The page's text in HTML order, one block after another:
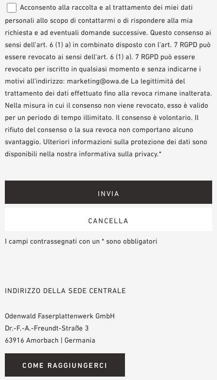
Acconsento alla raccolta e al trattamento dei miei dati
personali allo scopo di contattarmi o di rispondere alla mia
richiesta e ad eventuali domande successive. Questo consenso ai
sensi dell'art. 6 (1) a) in combinato disposto con l'art. 7 RGPD può
essere revocato ai sensi dell'art. 6 (1) a). 7 RGPD può essere
revocato per iscritto in qualsiasi momento e senza indicarne i
motivi all'indirizzo: marketing@owa.de La legittimità del
trattamento dei dati effettuato fino alla revoca rimane inalterata.
Nella misura in cui il consenso non viene revocato, esso è valido
per un periodo di tempo illimitato. Il consenso è volontario. Il
rifiuto del consenso o la sua revoca non comportano alcuno
svantaggio. Ulteriori informazioni sulla protezione dei dati sono
disponibili nella nostra informativa sulla privacy.*
I campi contrassegnati con un * sono obbligatori
INDIRIZZO DELLA SEDE CENTRALE
Odenwald Faserplattenwerk GmbH
Dr.-F.-A.-Freundt-Straße 3
63916 Amorbach | Germania
COME RAGGIUNGERCI